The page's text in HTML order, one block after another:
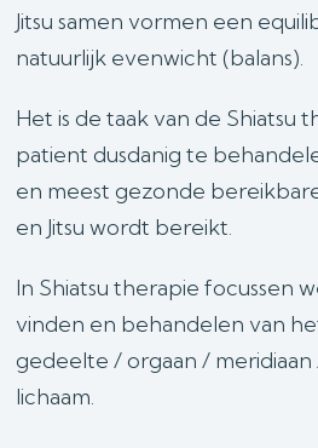
Jitsu samen vormen een
natuurlijk evenwicht (balans).
Het is de taak van de Shiatsu
patient dusdanig te
en meest gezonde
en Jitsu wordt bereikt.
In Shiatsu therapie focussen
vinden en behandelen van
gedeelte / orgaan /
lichaam.